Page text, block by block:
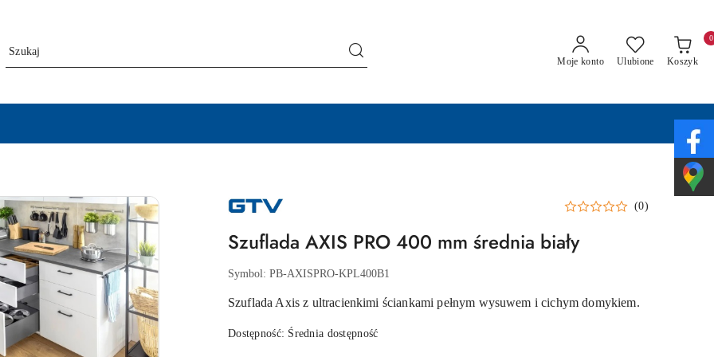
Moje konto Ulubione Koszyk
0
NAZWA
PRODUCENTA:
(0)
Szuflada AXIS PRO 400 mm średnia biały
Symbol: PB-AXISPRO-KPL400B1
Szuflada Axis z ultracienkimi ściankami pełnym wysuwem i cichym domykiem.
Dostępność: Średnia dostępność